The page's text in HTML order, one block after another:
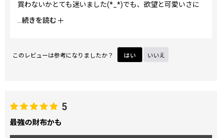
買わないかとても迷いました(*_*)でも、欲望と可愛いさに
勝てず、とうとうポチっとしてしまいました。でも、買って
正解(*´∇｀*)オススメです♪
...続きを読む
このレビューは参考になりましたか？ はい いいえ
5
最強の財布かも